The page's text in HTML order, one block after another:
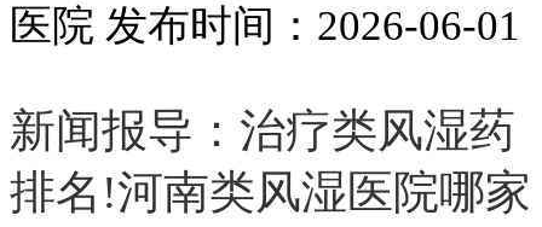
医院 发布时间：2026-06-01
新闻报导：治疗类风湿药
排名!河南类风湿医院哪家